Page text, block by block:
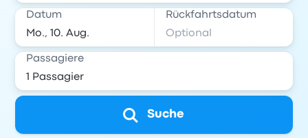
Datum Rückfahrtsdatum
Passagiere
Suche